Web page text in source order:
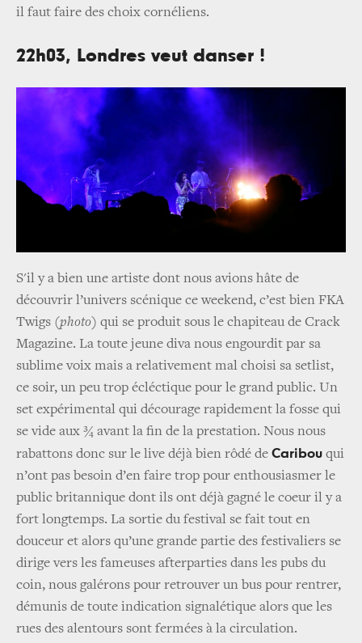
il faut faire des choix cornéliens.
22h03, Londres veut danser !
S'il y a bien une artiste dont nous avions hâte de
découvrir l’univers scénique ce weekend, c’est bien FKA
Twigs (photo) qui se produit sous le chapiteau de Crack
Magazine. La toute jeune diva nous engourdit par sa
sublime voix mais a relativement mal choisi sa setlist,
ce soir, un peu trop écléctique pour le grand public. Un
set expérimental qui décourage rapidement la fosse qui
se vide aux ¾ avant la fin de la prestation. Nous nous
rabattons donc sur le live déjà bien rôdé de Caribou qui
n’ont pas besoin d’en faire trop pour enthousiasmer le
public britannique dont ils ont déjà gagné le coeur il y a
fort longtemps. La sortie du festival se fait tout en
douceur et alors qu’une grande partie des festivaliers se
dirige vers les fameuses afterparties dans les pubs du
coin, nous galérons pour retrouver un bus pour rentrer,
démunis de toute indication signalétique alors que les
rues des alentours sont fermées à la circulation.